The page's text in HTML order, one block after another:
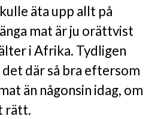
äta upp allt på
mat är ju orättvist
i Afrika. Tydligen
där så bra eftersom
än någonsin idag, om
rätt.